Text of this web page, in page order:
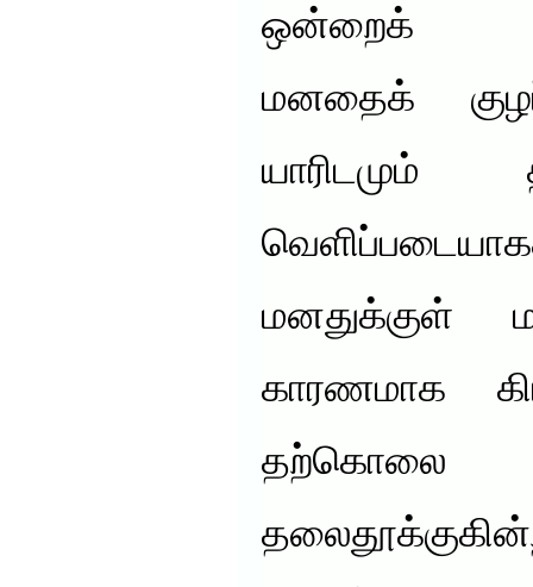
ஒன்றைக்
மனதைக்
மனதுக்குள்
காரணமாக